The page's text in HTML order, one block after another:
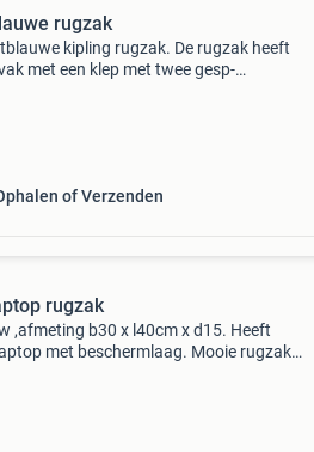
rugzak
kipling rugzak. De rugzak heeft
met een klep met twee gesp-
of Verzenden
rugzak
,afmeting b30 x l40cm x d15. Heeft
met beschermlaag. Mooie rugzak